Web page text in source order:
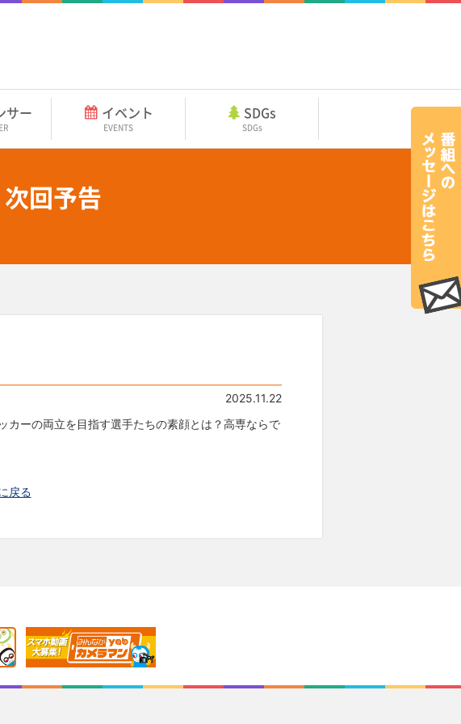
サー イベント
EVENTS
SDGs
SDGs
回予告
2025.11.22
カーの両立を目指す選手たちの素顔とは？高専ならで
戻る